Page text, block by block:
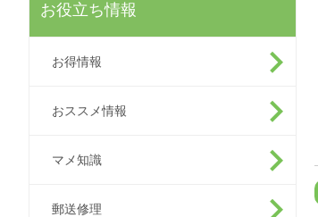
お役立ち情報
お得情報
おススメ情報
マメ知識
郵送修理